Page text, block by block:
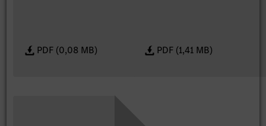
PDF (0,08 MB) PDF (1,41 MB)